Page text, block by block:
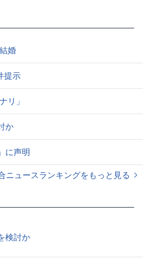
婚
提示
リ」
か
に声明
ニュースランキングをもっと見る
検討か